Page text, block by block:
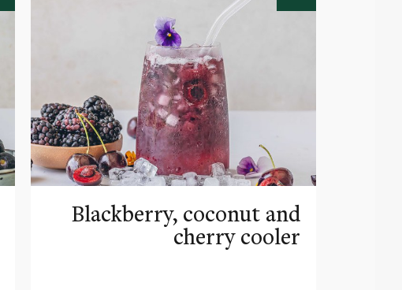
Blackberry, coconut and
cherry cooler